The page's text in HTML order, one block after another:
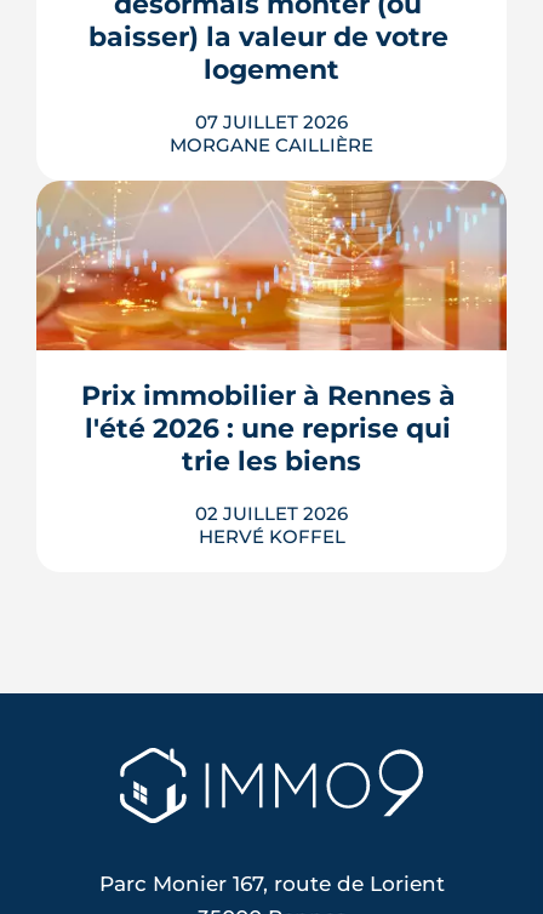
LIRE L'ARTICLE
baisser) la valeur de votre
logement
07 JUILLET 2026
MORGANE CAILLIÈRE
Le confort d'été devient un vrai critère
de valeur immobilière. Plus-value
DPE, atout du neuf : ce qu'il faut savoir
avant d'acheter ou de revendre.
LIRE L'ARTICLE
Prix immobilier à Rennes à
l'été 2026 : une reprise qui
trie les biens
02 JUILLET 2026
HERVÉ KOFFEL
pas à tout le monde de la même façon :
elle récompense l'emplacement, la
desserte par le métro et la performance
énergétique, et...
Parc Monier 167, route de Lorient